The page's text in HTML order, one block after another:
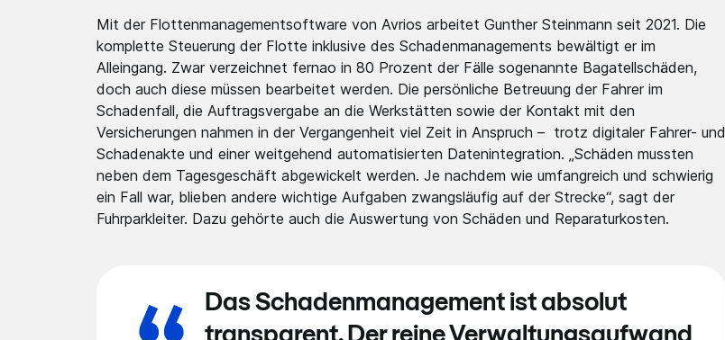
Mit der Flottenmanagementsoftware von Avrios arbeitet Gunther Steinmann seit 2021. Die
komplette Steuerung der Flotte inklusive des Schadenmanagements bewältigt er im
Alleingang. Zwar verzeichnet fernao in 80 Prozent der Fälle sogenannte Bagatellschäden,
doch auch diese müssen bearbeitet werden. Die persönliche Betreuung der Fahrer im
Schadenfall, die Auftragsvergabe an die Werkstätten sowie der Kontakt mit den
Versicherungen nahmen in der Vergangenheit viel Zeit in Anspruch – trotz digitaler Fahrer- und
Schadenakte und einer weitgehend automatisierten Datenintegration. „Schäden mussten
neben dem Tagesgeschäft abgewickelt werden. Je nachdem wie umfang­reich und schwierig
ein Fall war, blieben andere wichtige Aufgaben zwangsläufig auf der Strecke“, sagt der
Fuhrparkleiter. Dazu gehörte auch die Auswertung von Schäden und Repa­raturkosten.
Das Schadenmanagement ist absolut